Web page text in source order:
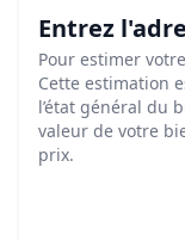
Entrez
Pour estimer
Cette estimation
l’état général du
valeur de votre
prix.